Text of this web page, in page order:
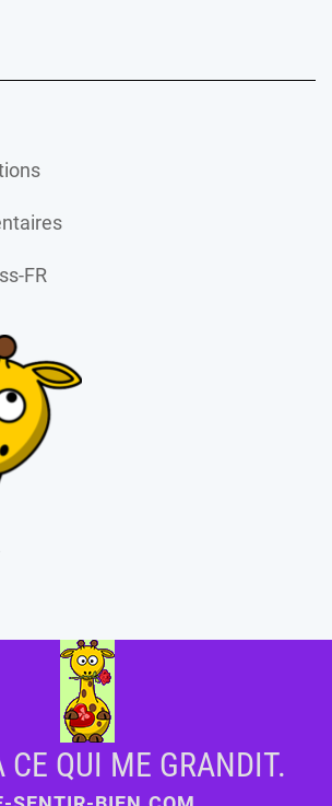
FR
CE QUI ME GRANDIT.